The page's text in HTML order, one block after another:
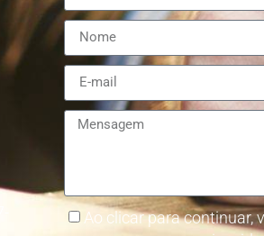
Ao clicar para continuar,